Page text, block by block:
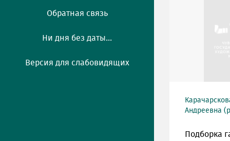
Обратная связь
Ни дня без даты...
Версия для слабовидящих
Андреевна
Подборка